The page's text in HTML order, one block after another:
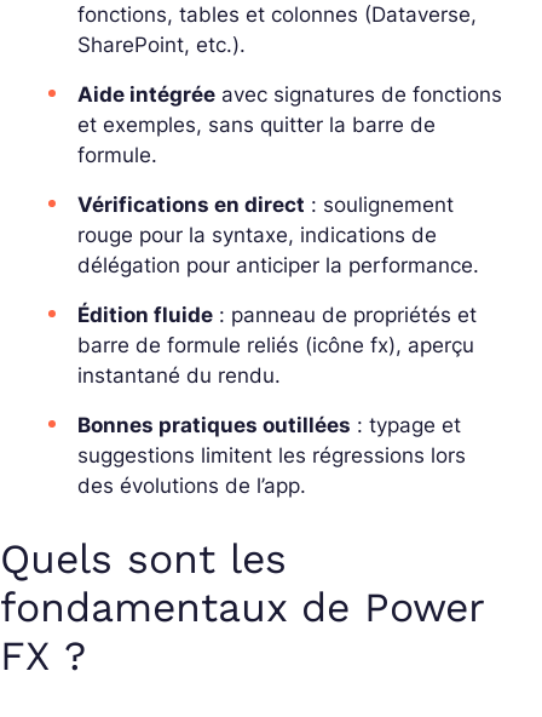
fonctions, tables et colonnes (Dataverse,
SharePoint, etc.).
Aide intégrée avec signatures de fonctions
et exemples, sans quitter la barre de
formule.
Vérifications en direct : soulignement
rouge pour la syntaxe, indications de
délégation pour anticiper la performance.
Édition fluide : panneau de propriétés et
barre de formule reliés (icône fx), aperçu
instantané du rendu.
Bonnes pratiques outillées : typage et
suggestions limitent les régressions lors
des évolutions de l’app.
Quels sont les
fondamentaux de Power
FX ?